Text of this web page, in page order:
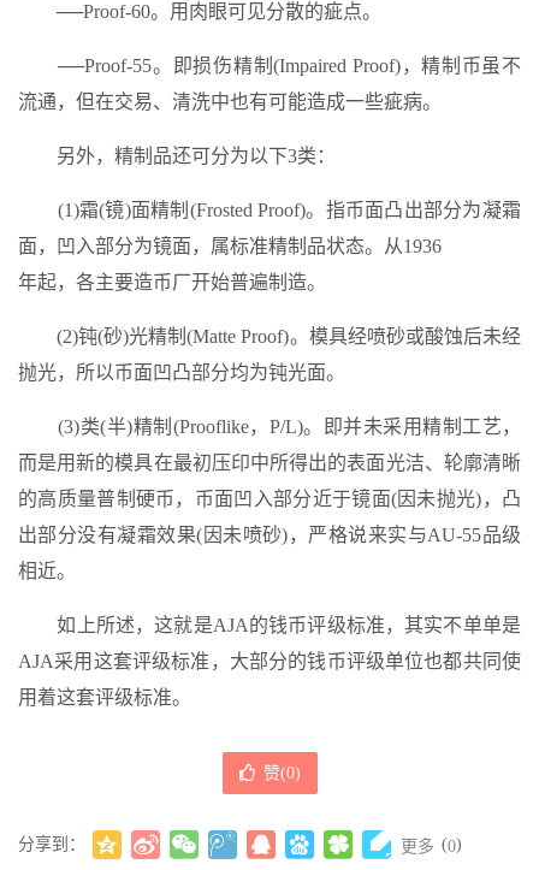
──Proof-60。用肉眼可见分散的疵点。
──Proof-55。即损伤精制(Impaired Proof)，精制币虽不
流通，但在交易、清洗中也有可能造成一些疵病。
另外，精制品还可分为以下3类：
(1)霜(镜)面精制(Frosted Proof)。指币面凸出部分为凝霜
面，凹入部分为镜面，属标准精制品状态。从1936
年起，各主要造币厂开始普遍制造。
(2)钝(砂)光精制(Matte Proof)。模具经喷砂或酸蚀后未经
抛光，所以币面凹凸部分均为钝光面。
(3)类(半)精制(Prooflike，P/L)。即并未采用精制工艺，
而是用新的模具在最初压印中所得出的表面光洁、轮廓清晰
的高质量普制硬币，币面凹入部分近于镜面(因未抛光)，凸
出部分没有凝霜效果(因未喷砂)，严格说来实与AU-55品级
相近。
如上所述，这就是AJA的钱币评级标准，其实不单单是
AJA采用这套评级标准，大部分的钱币评级单位也都共同使
用着这套评级标准。
赞(0)
分享到： 更多 (0)